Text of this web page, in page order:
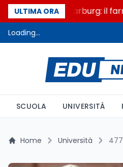
ULTIMA ORA
Un secolo di Warburg: il
Loading...
SCUOLA UNIVERSITÀ
Home Università